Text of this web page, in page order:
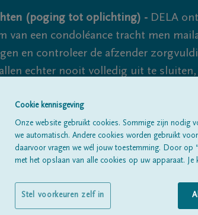
(poging tot oplichting) - DELA
van een condoléance tracht men
en controleer de afzender
echter nooit volledig uit te sluiten,
Cookie kennisgeving
Onze website gebruikt cookies. Sommige zijn nodig
we automatisch. Andere cookies worden gebruikt
daarvoor vragen we wél jouw toestemming. Door op
met het opslaan van alle cookies op uw apparaat. Je
Stel voorkeuren zelf in